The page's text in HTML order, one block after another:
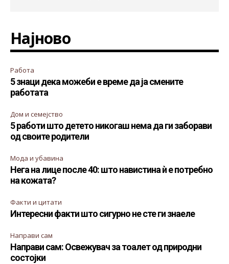
Најново
Работа
5 знаци дека можеби е време да ја смените
работата
Дом и семејство
5 работи што детето никогаш нема да ги заборави
од своите родители
Мода и убавина
Нега на лице после 40: што навистина ѝ е потребно
на кожата?
Факти и цитати
Интересни факти што сигурно не сте ги знаеле
Направи сам
Направи сам: Освежувач за тоалет од природни
состојки